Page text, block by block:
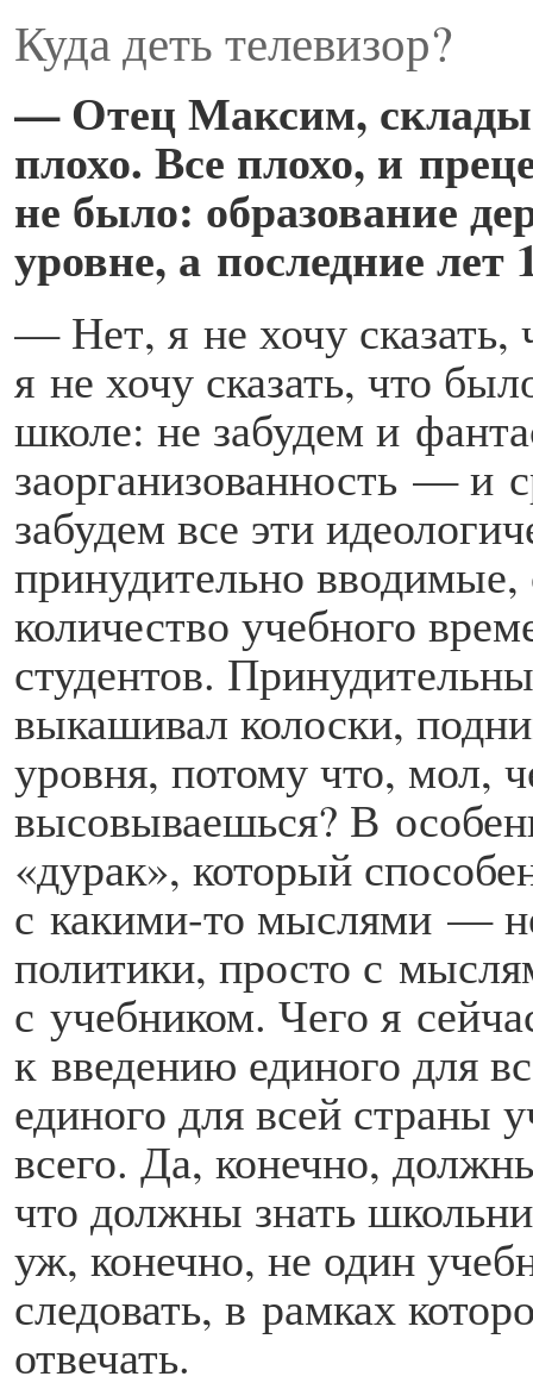
Куда деть телевизор?
— Отец Максим,
плохо. Все плохо, и
не было: образование
уровне, а последние
— Нет, я не хочу сказать,
я не хочу сказать, что
школе: не забудем и
заорганизованность —
забудем все эти
принудительно
количество учебного
студентов.
выкашивал колоски,
уровня, потому что, мол,
высовываешься? В
«дурак», который
с какими-то мыслями —
политики, просто с
с учебником. Чего я
к введению единого для
единого для всей страны
всего. Да, конечно,
что должны знать
уж, конечно, не один
следовать, в рамках
отвечать.